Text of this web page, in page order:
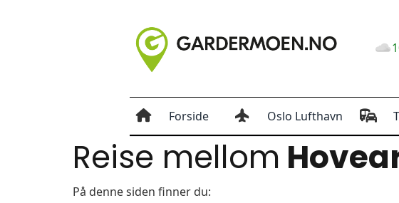
Forside Oslo Lufthavn
Reise mellom
På denne siden finner du: